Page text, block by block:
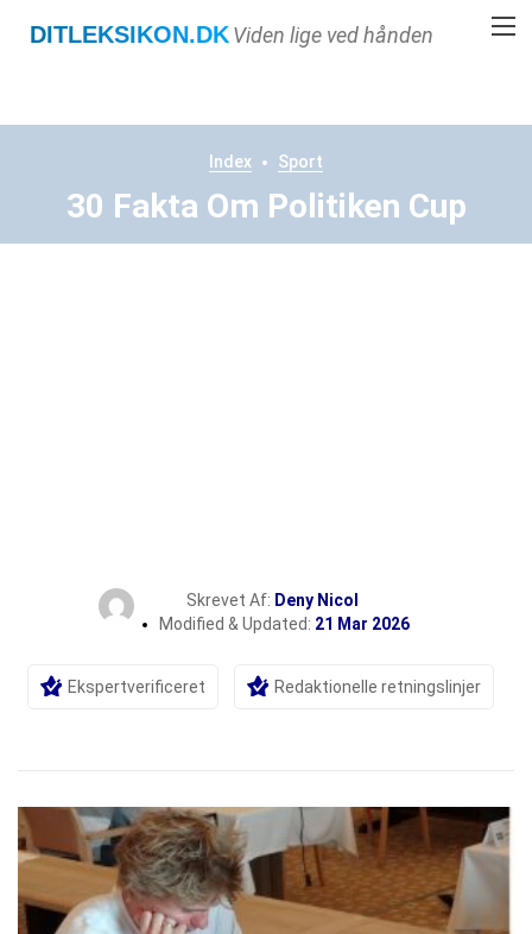
DITLEKSIKON.DKViden lige ved hånden
Index Sport
30 Fakta Om Politiken Cup
Skrevet Af: Deny Nicol
Modified & Updated: 21 Mar 2026
Ekspertverificeret Redaktionelle retningslinjer